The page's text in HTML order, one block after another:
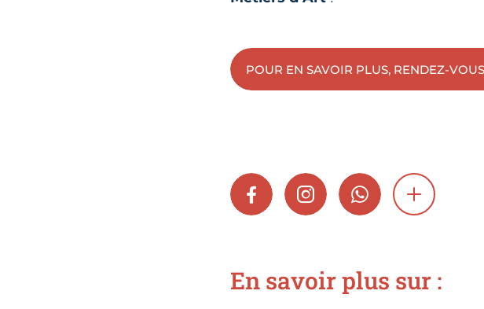
POUR EN SAVOIR PLUS, RENDEZ-
FACEBOOKINSTAGRAMWHATSAPPSHOW
En savoir plus sur :